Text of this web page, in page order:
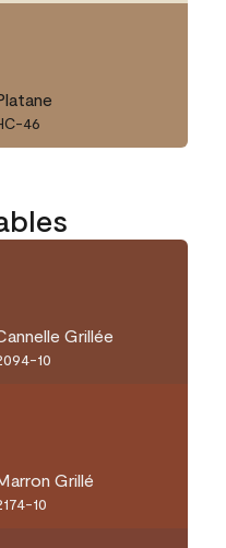
46
Grillée
10
Grillé
10